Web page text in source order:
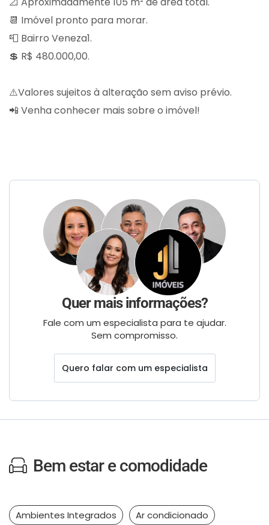
📆 Imóvel pronto para morar.
📮 Bairro Veneza1.
💲 R$ 480.000,00.
⚠️Valores sujeitos à alteração sem aviso prévio.
📲 Venha conhecer mais sobre o imóvel!
Quer mais informações?
Fale com um especialista para te ajudar.
Sem compromisso.
Quero falar com um especialista
Bem estar e comodidade
Ambientes Integrados
Ar condicionado